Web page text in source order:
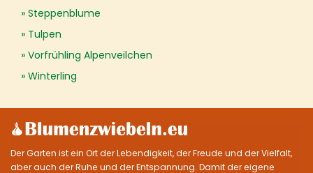
Steppenblume
Tulpen
Vorfrühling Alpenveilchen
Winterling
Der Garten ist ein Ort der Lebendigkeit, der Freude und der Vielfalt,
aber auch der Ruhe und der Entspannung. Damit der eigene